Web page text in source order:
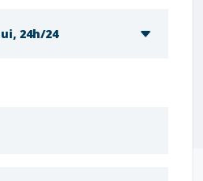
24h/24